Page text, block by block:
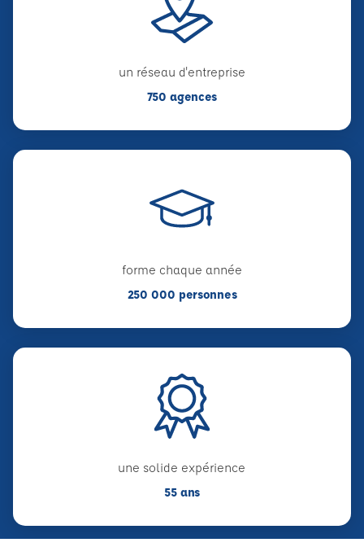
un réseau d'entreprise
750 agences
forme chaque année
250 000 personnes
une solide expérience
55 ans